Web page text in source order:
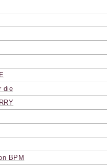
die
BPM